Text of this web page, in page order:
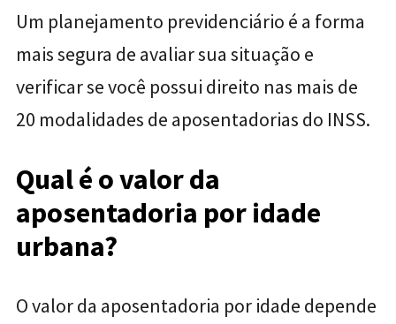
Um planejamento previdenciário é a forma
mais segura de avaliar sua situação e
verificar se você possui direito nas mais de
20 modalidades de aposentadorias do INSS.
Qual é o valor da
aposentadoria por idade
urbana?
O valor da aposentadoria por idade depende